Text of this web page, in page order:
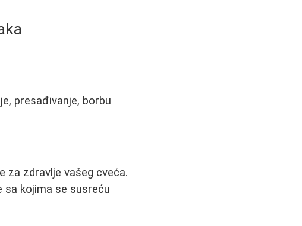
presađivanje, borbu
za zdravlje vašeg cveća.
sa kojima se susreću